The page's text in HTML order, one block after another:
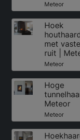
Meteor
Hoek
met vaste
ruit |
Meteor
Hoge
Meteor
Meteor